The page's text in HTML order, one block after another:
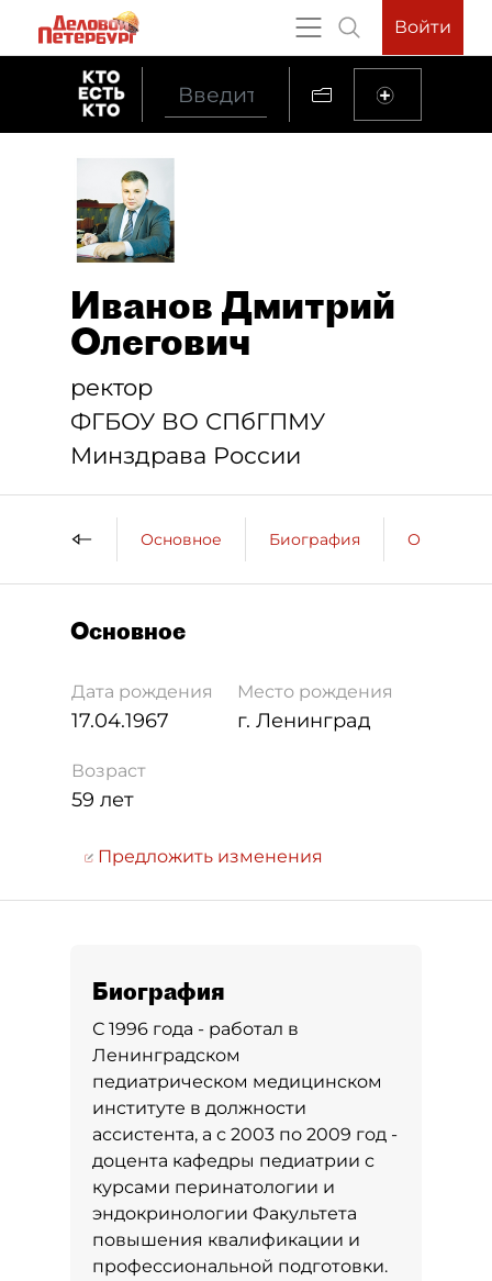
Войти
Иванов Дмитрий
Олегович
ректор
ФГБОУ ВО СПбГПМУ
Минздрава России
Основное Биография
Основное
Дата рождения
17.04.1967
Место рождения
г. Ленинград
Возраст
59 лет
Предложить изменения
Биография
С 1996 года - работал в
Ленинградском
педиатрическом медицинском
институте в должности
ассистента, а с 2003 по 2009 год -
доцента кафедры педиатрии с
курсами перинатологии и
эндокринологии Факультета
повышения квалификации и
профессиональной подготовки.